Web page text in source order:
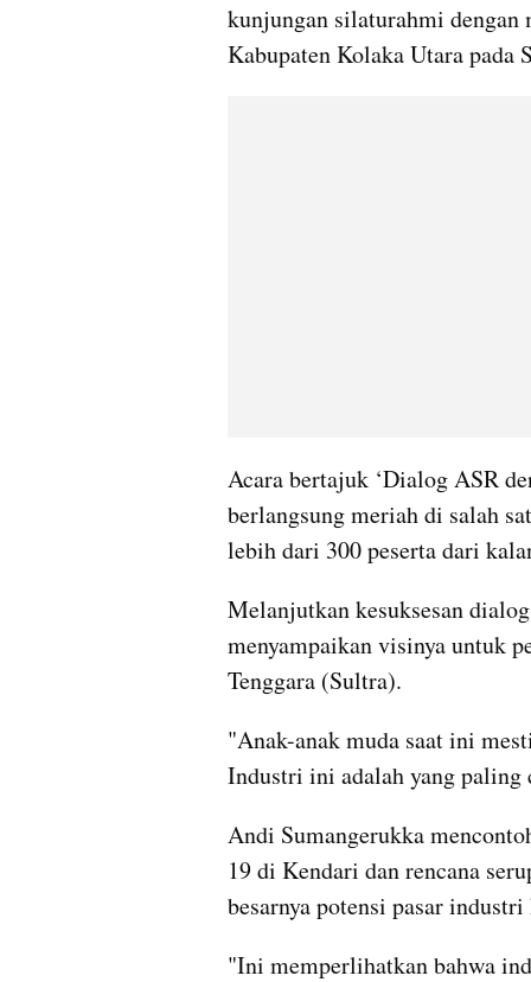
kunjungan silaturahmi dengan
Kabupaten Kolaka Utara pada
Acara bertajuk ‘Dialog ASR
berlangsung meriah di salah
lebih dari 300 peserta dari
Melanjutkan kesuksesan
menyampaikan visinya untuk
Tenggara (Sultra).
"Anak-anak muda saat ini
Industri ini adalah yang
Andi Sumangerukka
19 di Kendari dan rencana
besarnya potensi pasar
"Ini memperlihatkan bahwa